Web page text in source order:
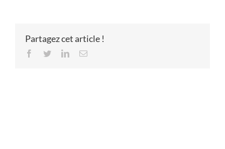
Partagez cet article !
Facebook
TwitterLinkedInEmail